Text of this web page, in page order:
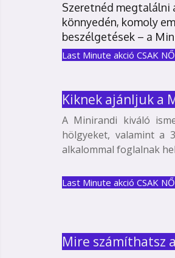
Szeretnéd megtalálni
könnyedén, komoly
beszélgetések – a
Last Minute akció CSAK
Kiknek ajánljuk a
A Minirandi kiváló
hölgyeket, valamint a
alkalommal foglalnak
Last Minute akció CSAK
Mire számíthatsz